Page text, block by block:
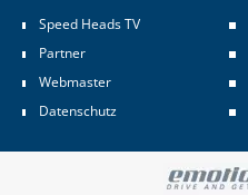
Speed Heads TV
Partner
Webmaster
Datenschutz